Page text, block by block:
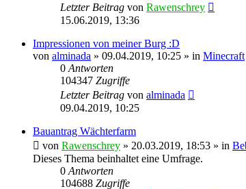
Letzter Beitrag von Rawenschrey
15.06.2019, 13:36
Impressionen von meiner Burg :D
von alminada » 09.04.2019, 10:25 » in Minecraft
0 Antworten
104347 Zugriffe
Letzter Beitrag von alminada
09.04.2019, 10:25
Bauantrag Wächterfarm
von Rawenschrey » 20.03.2019, 18:53 » in
Dieses Thema beinhaltet eine Umfrage.
0 Antworten
104688 Zugriffe